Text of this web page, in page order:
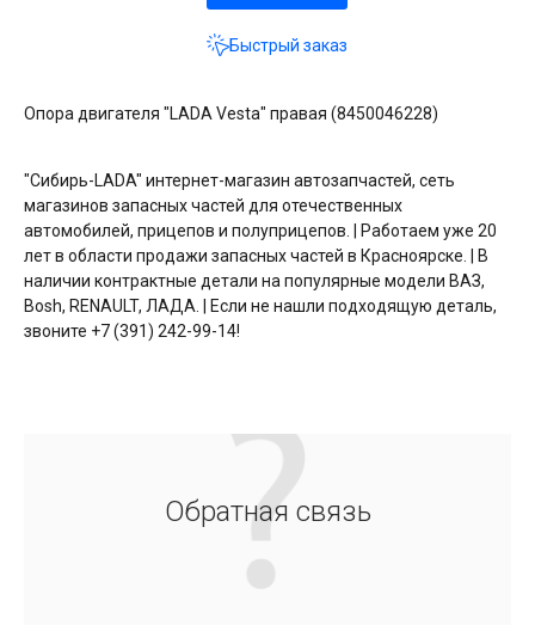
Быстрый заказ
Опора двигателя "LADA Vesta" правая (8450046228)
"Сибирь-LADA" интернет-магазин автозапчастей, сеть
магазинов запасных частей для отечественных
автомобилей, прицепов и полуприцепов. | Работаем уже 20
лет в области продажи запасных частей в Красноярске. | В
наличии контрактные детали на популярные модели ВАЗ,
Bosh, RENAULT, ЛАДА. | Если не нашли подходящую деталь,
звоните +7 (391) 242-99-14!
Обратная связь